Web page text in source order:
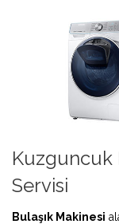
Kuzguncuk
Servisi
Bulaşık Makinesi